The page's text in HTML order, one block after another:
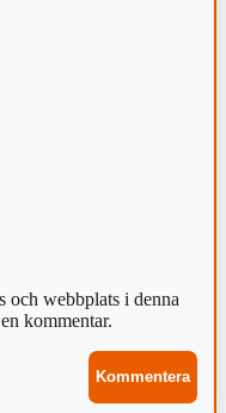
och webbplats i denna
kommentar.